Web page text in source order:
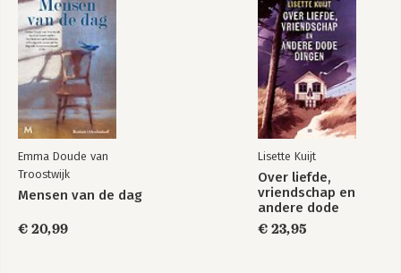
Emma Doude van
Troostwijk
Mensen van de dag
€ 20,99
Lisette Kuijt
Over liefde,
vriendschap en
andere dode
dingen
€ 23,95